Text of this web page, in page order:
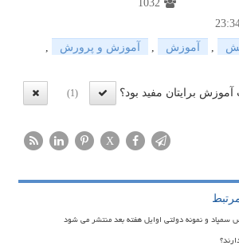
1032
, آموزش , آموزش و پرورش
,
برایتان مفید بود؟
(1)
X
سمپاد و نمونه دولتی اوایل هفته بعد منتشر می شود